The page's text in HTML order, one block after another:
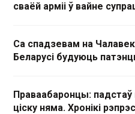
сваёй арміі ў вайне
Са спадзевам на
Беларусі будуюць
Праваабаронцы:
ціску няма. Хронікі